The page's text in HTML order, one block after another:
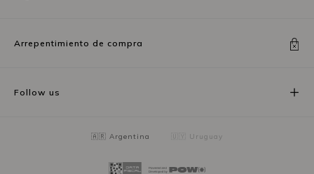
Arrepentimiento de compra
Follow us
🇦🇷 Argentina 🇺🇾 Uruguay